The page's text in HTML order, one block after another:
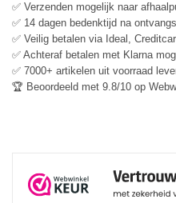
✅ Verzenden mogelijk naar
✅ 14 dagen bedenktijd na
✅ Veilig betalen via Ideal,
✅ Achteraf betalen met Klarna
✅ 7000+ artikelen uit voorraad
🏆 Beoordeeld met 9.8/10 op